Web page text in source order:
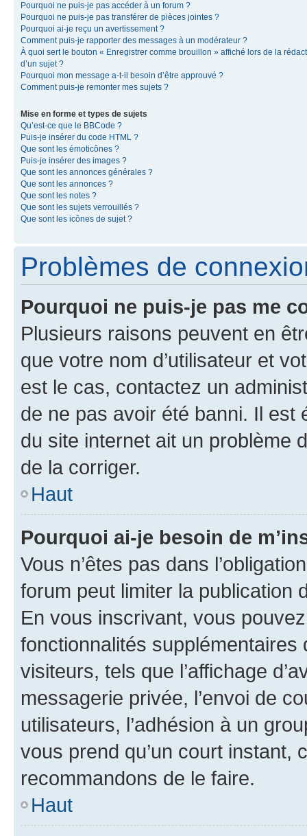
Pourquoi ne puis-je pas accéder à un forum ?
Pourquoi ne puis-je pas transférer de pièces jointes ?
Pourquoi ai-je reçu un avertissement ?
Comment puis-je rapporter des messages à un modérateur ?
À quoi sert le bouton « Enregistrer comme brouillon » affiché lors de la
d’un sujet ?
Pourquoi mon message a-t-il besoin d’être approuvé ?
Comment puis-je remonter mes sujets ?
Mise en forme et types de sujets
Qu’est-ce que le BBCode ?
Puis-je insérer du code HTML ?
Que sont les émoticônes ?
Puis-je insérer des images ?
Que sont les annonces générales ?
Que sont les annonces ?
Que sont les notes ?
Que sont les sujets verrouillés ?
Que sont les icônes de sujet ?
Problèmes de
Pourquoi ne puis-je pas me
Plusieurs raisons peuvent en
que votre nom d’utilisateur et
est le cas, contactez un
de ne pas avoir été banni. Il est
du site internet ait un problème
de la corriger.
Haut
Pourquoi ai-je besoin de
Vous n’êtes pas dans
forum peut limiter la publication
En vous inscrivant, vous
fonctionnalités
visiteurs, tels que l’affichage
messagerie privée, l’envoi de
utilisateurs, l’adhésion à un
vous prend qu’un court instant,
recommandons de le faire.
Haut